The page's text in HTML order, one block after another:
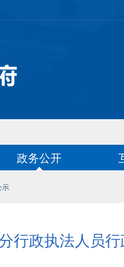
政务公开
示
行政执法人员